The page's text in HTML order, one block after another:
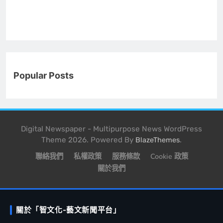
Popular Posts
Digital Newspaper - Multipurpose News WordPress
Theme 2026. Powered By BlazeThemes.
聯絡我們 私權政策 服務條款
Cookie 政策
關於我們
關於「智文化-藝文新聞平台」